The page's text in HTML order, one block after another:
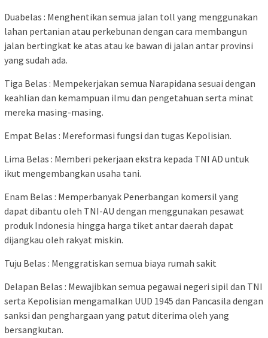
Duabelas : Menghentikan semua jalan toll yang menggunakan
lahan pertanian atau perkebunan dengan cara membangun
jalan bertingkat ke atas atau ke bawan di jalan antar provinsi
yang sudah ada.
Tiga Belas : Mempekerjakan semua Narapidana sesuai dengan
keahlian dan kemampuan ilmu dan pengetahuan serta minat
mereka masing-masing.
Empat Belas : Mereformasi fungsi dan tugas Kepolisian.
Lima Belas : Memberi pekerjaan ekstra kepada TNI AD untuk
ikut mengembangkan usaha tani.
Enam Belas : Memperbanyak Penerbangan komersil yang
dapat dibantu oleh TNI-AU dengan menggunakan pesawat
produk Indonesia hingga harga tiket antar daerah dapat
dijangkau oleh rakyat miskin.
Tuju Belas : Menggratiskan semua biaya rumah sakit
Delapan Belas : Mewajibkan semua pegawai negeri sipil dan TNI
serta Kepolisian mengamalkan UUD 1945 dan Pancasila dengan
sanksi dan penghargaan yang patut diterima oleh yang
bersangkutan.